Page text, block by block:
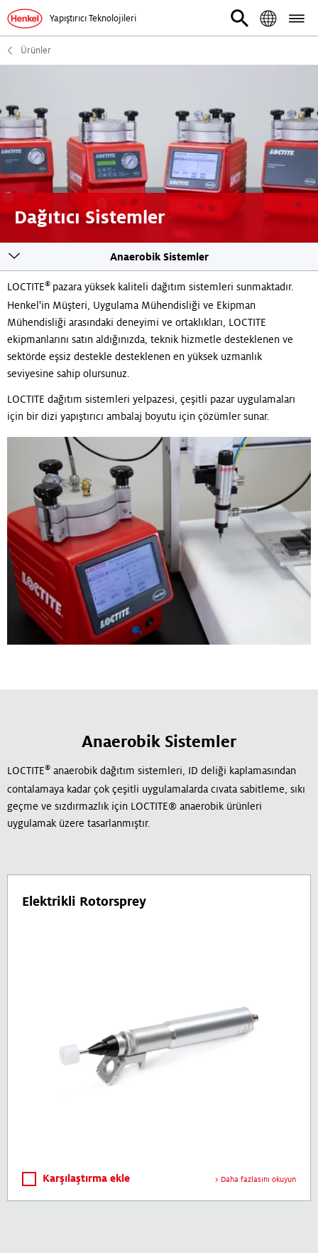
Yapıştırıcı Teknolojileri
Ürünler
Dağıtıcı Sistemler
Anaerobik Sistemler
LOCTITE® pazara yüksek kaliteli dağıtım sistemleri sunmaktadır.
Henkel'in Müşteri, Uygulama Mühendisliği ve Ekipman
Mühendisliği arasındaki deneyimi ve ortaklıkları, LOCTITE
ekipmanlarını satın aldığınızda, teknik hizmetle desteklenen ve
sektörde eşsiz destekle desteklenen en yüksek uzmanlık
seviyesine sahip olursunuz.
LOCTITE dağıtım sistemleri yelpazesi, çeşitli pazar uygulamaları
için bir dizi yapıştırıcı ambalaj boyutu için çözümler sunar.
Anaerobik Sistemler
LOCTITE® anaerobik dağıtım sistemleri, ID deliği kaplamasından
contalamaya kadar çok çeşitli uygulamalarda cıvata sabitleme, sıkı
geçme ve sızdırmazlık için LOCTITE® anaerobik ürünleri
uygulamak üzere tasarlanmıştır.
Elektrikli Rotorsprey
Karşılaştırma ekle Daha fazlasını okuyun